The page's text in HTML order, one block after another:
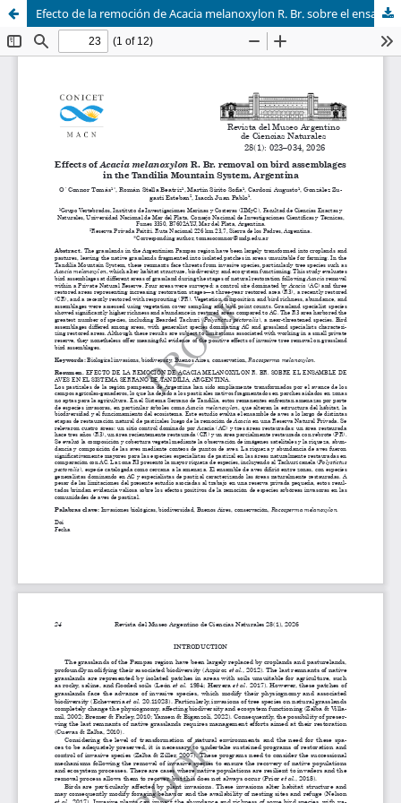
Efecto de la remoción de Acacia melanoxylon R. Br. sobre el ensamble de aves en el Sistema Serrano de Tandilia, Argentina.